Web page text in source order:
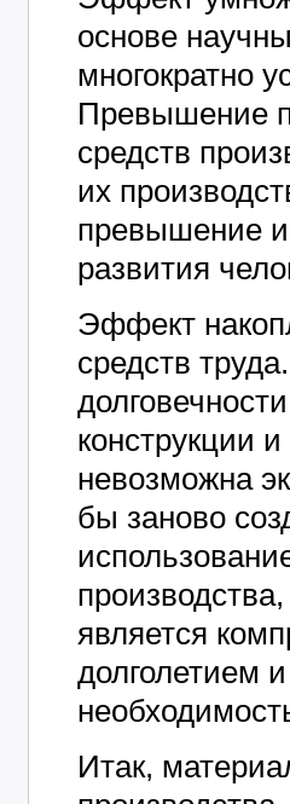
основе
многократно
Превышение
средств
их
превышение и
развития
Эффект
средств
конструкции
невозможна
бы заново
является
долголетием
Итак,